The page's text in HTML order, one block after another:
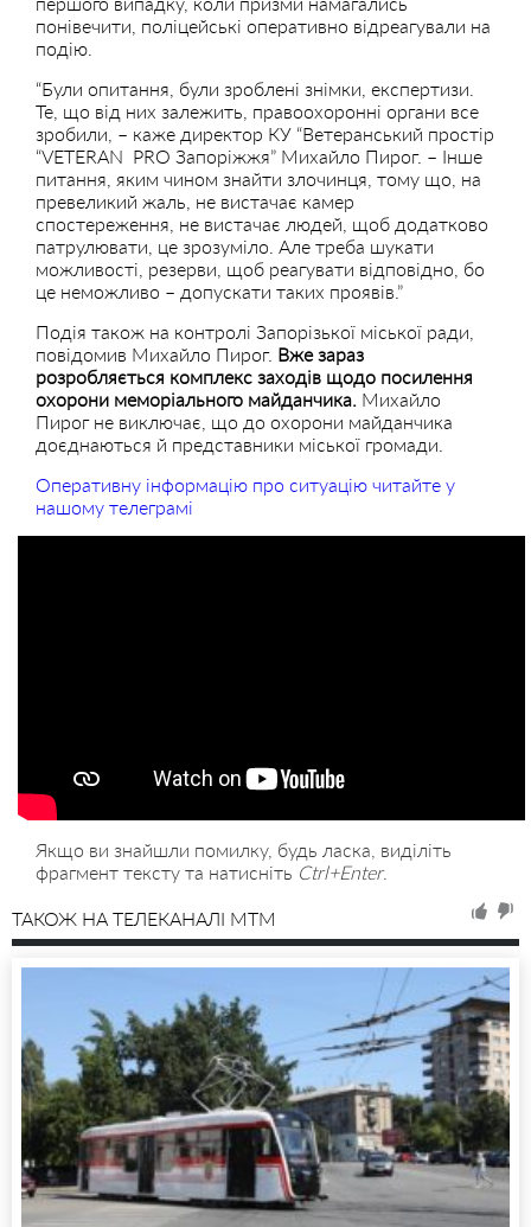
понівечити, поліцейські оперативно відреагували на
подію.
“Були опитання, були зроблені знімки, експертизи.
Те, що від них залежить, правоохоронні органи все
зробили, – каже директор КУ “Ветеранський простір
“VETERAN PRO Запоріжжя” Михайло Пирог. – Інше
питання, яким чином знайти злочинця, тому що, на
превеликий жаль, не вистачає камер
спостереження, не вистачає людей, щоб додатково
патрулювати, це зрозуміло. Але треба шукати
можливості, резерви, щоб реагувати відповідно, бо
це неможливо – допускати таких проявів.”
Подія також на контролі Запорізької міської ради,
повідомив Михайло Пирог. Вже зараз
розробляється комплекс заходів щодо посилення
охорони меморіального майданчика. Михайло
Пирог не виключає, що до охорони майданчика
доєднаються й представники міської громади.
Оперативну інформацію про ситуацію читайте у
нашому телеграмі
Якщо ви знайшли помилку, будь ласка, виділіть
фрагмент тексту та натисніть Ctrl+Enter.
ТАКОЖ НА ТЕЛЕКАНАЛІ MTM